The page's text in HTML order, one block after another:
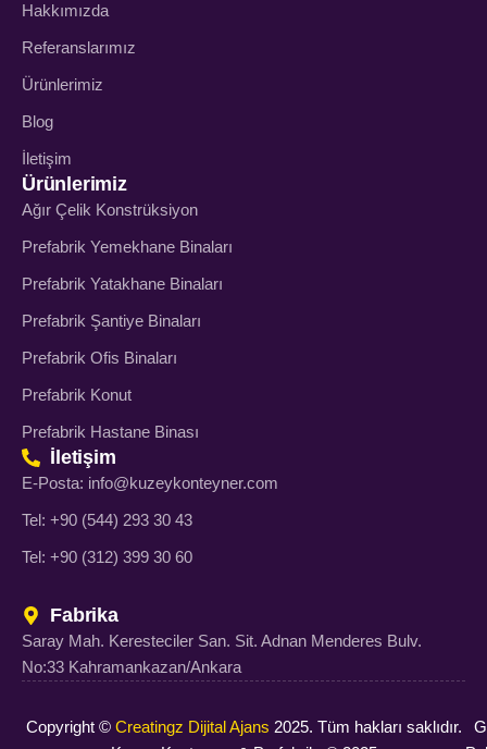
Hakkımızda
Referanslarımız
Ürünlerimiz
Blog
İletişim
Ürünlerimiz
Ağır Çelik Konstrüksiyon
Prefabrik Yemekhane Binaları
Prefabrik Yatakhane Binaları
Prefabrik Şantiye Binaları
Prefabrik Ofis Binaları
Prefabrik Konut
Prefabrik Hastane Binası
İletişim
E-Posta: info@kuzeykonteyner.com
Tel: +90 (544) 293 30 43
Tel: +90 (312) 399 30 60
Fabrika
Saray Mah. Keresteciler San. Sit. Adnan Menderes Bulv.
No:33 Kahramankazan/Ankara
Copyright © Creatingz Dijital Ajans 2025. Tüm hakları saklıdır.